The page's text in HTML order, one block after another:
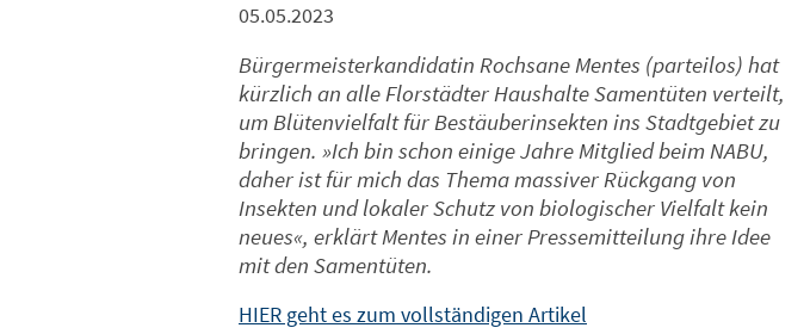
05.05.2023
Bürgermeisterkandidatin Rochsane Mentes (parteilos) hat
kürzlich an alle Florstädter Haushalte Samentüten verteilt,
um Blütenvielfalt für Bestäuberinsekten ins Stadtgebiet zu
bringen. »Ich bin schon einige Jahre Mitglied beim NABU,
daher ist für mich das Thema massiver Rückgang von
Insekten und lokaler Schutz von biologischer Vielfalt kein
neues«, erklärt Mentes in einer Pressemitteilung ihre Idee
mit den Samentüten.
HIER geht es zum vollständigen Artikel